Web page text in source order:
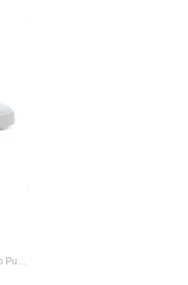
Tênis Casual Feminino Jada Bdp Puma Branco